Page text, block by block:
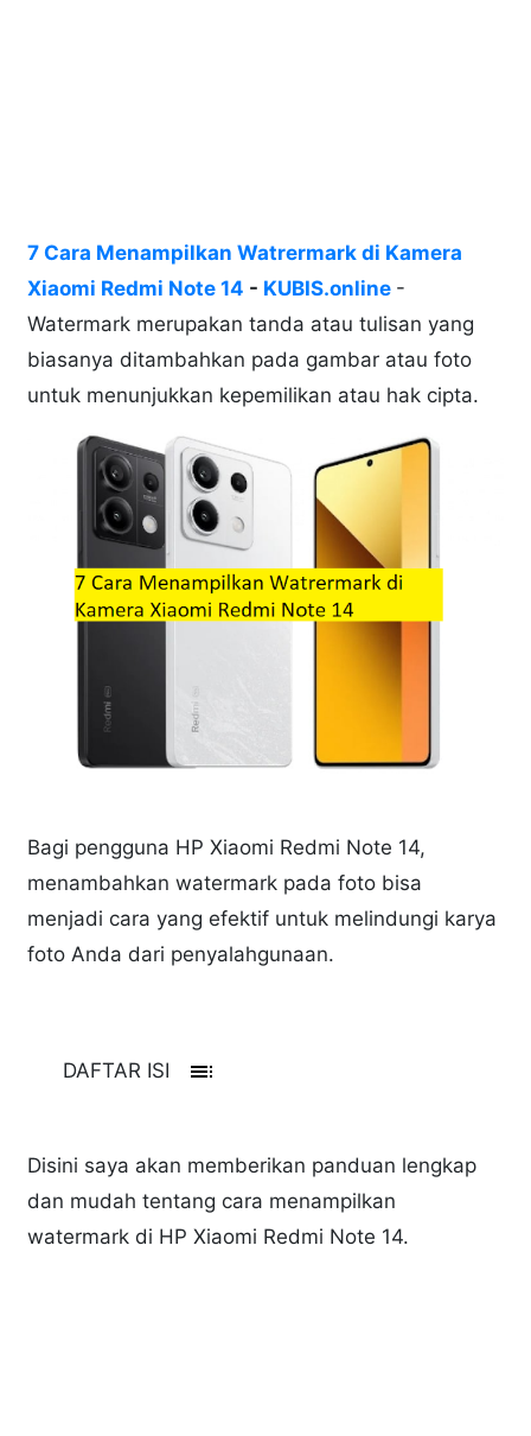
7 Cara Menampilkan Watrermark di Kamera
Xiaomi Redmi Note 14 - KUBIS.online -
Watermark merupakan tanda atau tulisan yang
biasanya ditambahkan pada gambar atau foto
untuk menunjukkan kepemilikan atau hak cipta.
Bagi pengguna HP Xiaomi Redmi Note 14,
menambahkan watermark pada foto bisa
menjadi cara yang efektif untuk melindungi karya
foto Anda dari penyalahgunaan.
DAFTAR ISI toc
Disini saya akan memberikan panduan lengkap
dan mudah tentang cara menampilkan
watermark di HP Xiaomi Redmi Note 14.